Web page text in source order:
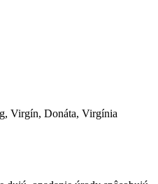
Virgín, Donáta, Virgínia